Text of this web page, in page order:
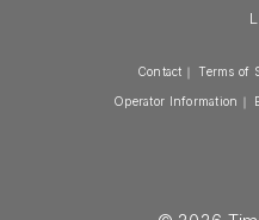
Contact ｜ Terms of
Operator Information ｜